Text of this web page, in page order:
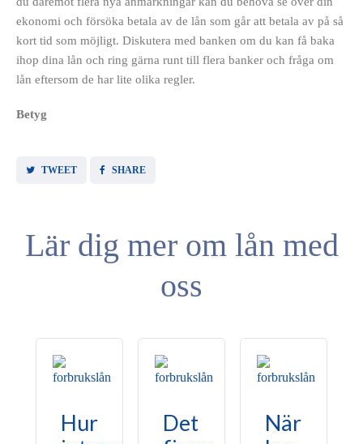
ekonomi och försöka betala av de lån som går att betala av på så
kort tid som möjligt. Diskutera med banken om du kan få baka
ihop dina lån och ring gärna runt till flera banker och fråga om
lån eftersom de har lite olika regler.
Betyg
TWEET SHARE
Lär dig mer om lån med
oss
Hur
Det
När